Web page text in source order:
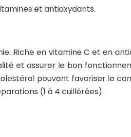
et antioxydants.
Riche en vitamine C et en
et assurer le bon
pouvant favoriser le
(1 à 4 cuillérées).